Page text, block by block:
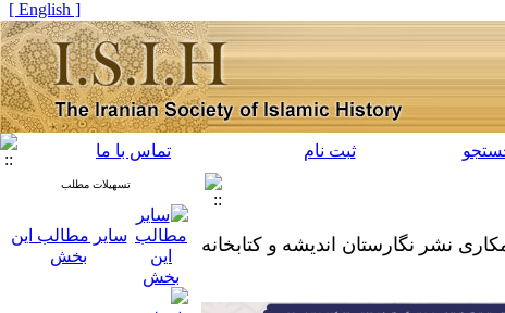
[ English ]
ثبت نام تماس با ما
نشر نگارستان اندیشه و کتابخانه
تسهیلات مطلب
سایر مطالب این
بخش